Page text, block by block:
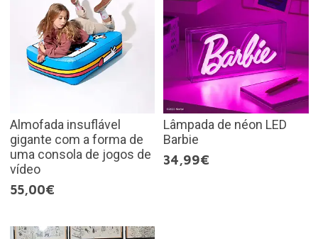
Almofada insuflável
gigante com a forma de
uma consola de jogos de
vídeo
55,00€
Lâmpada de néon LED
Barbie
34,99€